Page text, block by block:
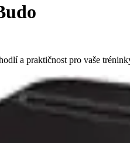
a praktičnost pro vaše